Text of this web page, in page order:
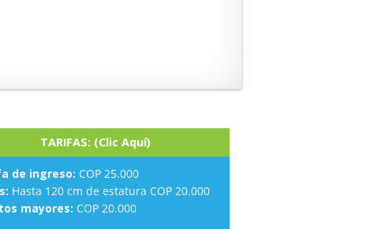
TARIFAS: (Clic Aquí)
de ingreso: COP 25.000
Hasta 120 cm de estatura COP 20.000
mayores: COP 20.000